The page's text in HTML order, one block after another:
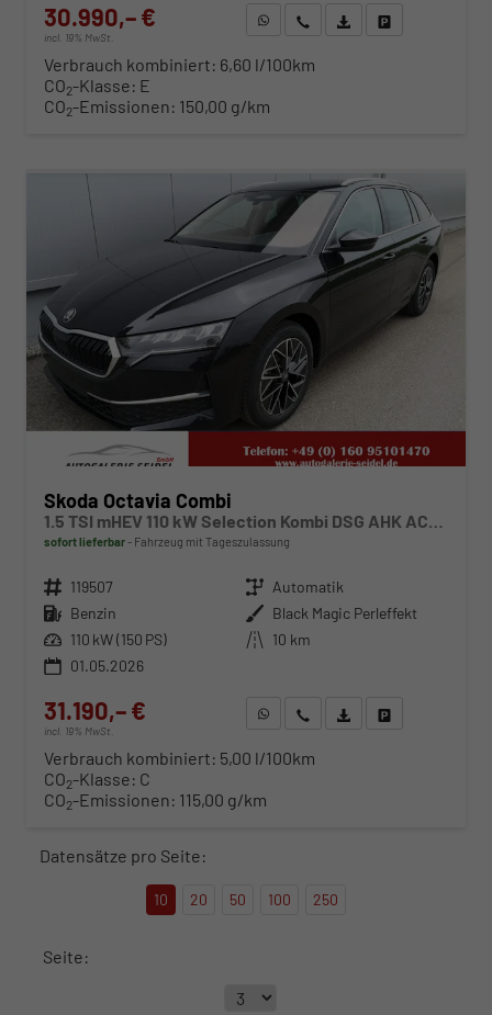
30.990,– €
incl. 19% MwSt.
WhatsApp anfragen
Wir rufen Sie anFahrzeugexposé (PDF)
Verbrauch kombiniert: 6,60 l/100km
CO2-Klasse: E
CO2-Emissionen: 150,00 g/km
Skoda Octavia Combi
sofort lieferbar Fahrzeug mit Tageszulassung
Fahrzeugnr. 119507 Getriebe Automatik
Kraftstoff Benzin Außenfarbe Black Magic Perleffekt
Leistung 110 kW (150 PS) Kilometerstand 10 km
01.05.2026
31.190,– €
incl. 19% MwSt.
WhatsApp anfragen
Wir rufen Sie anFahrzeugexposé (PDF)
Verbrauch kombiniert: 5,00 l/100km
CO2-Klasse: C
CO2-Emissionen: 115,00 g/km
Datensätze pro Seite:
10 20 50 100 250
Seite: